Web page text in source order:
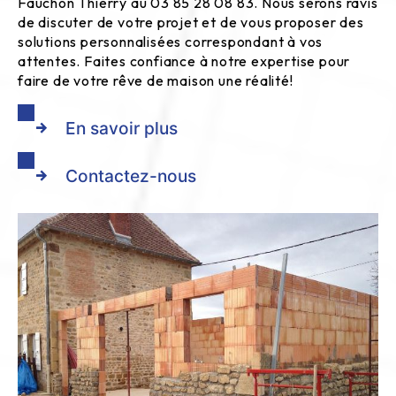
de discuter de votre projet et de vous proposer des
solutions personnalisées correspondant à vos
attentes. Faites confiance à notre expertise pour
faire de votre rêve de maison une réalité!
En savoir plus
Contactez-nous